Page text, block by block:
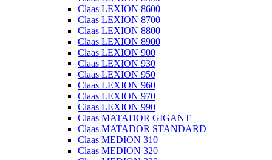
Claas LEXION 8600
Claas LEXION 8700
Claas LEXION 8800
Claas LEXION 8900
Claas LEXION 900
Claas LEXION 930
Claas LEXION 950
Claas LEXION 960
Claas LEXION 970
Claas LEXION 990
Claas MATADOR GIGANT
Claas MATADOR STANDARD
Claas MEDION 310
Claas MEDION 320